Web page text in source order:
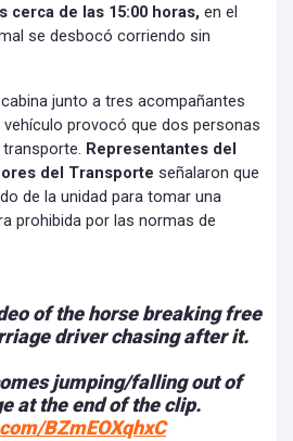
de las 15:00 horas, en el
se desbocó corriendo sin
junto a tres acompañantes
provocó que dos personas
Representantes del
del Transporte señalaron que
de la unidad para tomar una
prohibida por las normas de
of the horse breaking free
driver chasing after it.
jumping/falling out of
at the end of the clip.
BZmEOXqhxC